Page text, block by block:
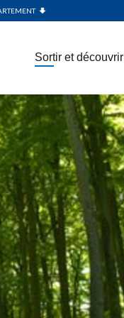
Sortir et découvrir